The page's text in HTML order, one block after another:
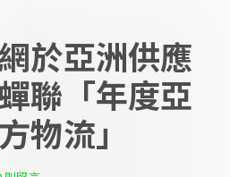
於亞洲供應
聯「年度亞
物流」